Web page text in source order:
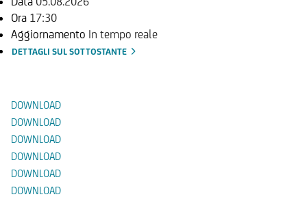
Ora 17:30
Aggiornamento In tempo reale
DETTAGLI SUL SOTTOSTANTE
DOWNLOAD
DOWNLOAD
DOWNLOAD
DOWNLOAD
DOWNLOAD
DOWNLOAD